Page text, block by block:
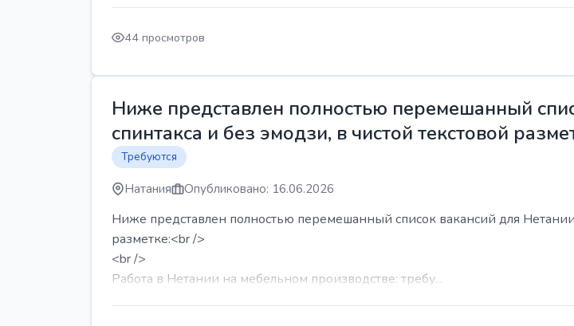
44 просмотров
Ниже представлен полностью перемешанный
спинтакса и без эмодзи, в чистой текстовой
Требуются
Натания Опубликовано: 16.06.2026
Ниже представлен полностью перемешанный список вакансий для Нетании
разметке:<br />
<br />
Работа в Нетании на мебельном производстве: требу...